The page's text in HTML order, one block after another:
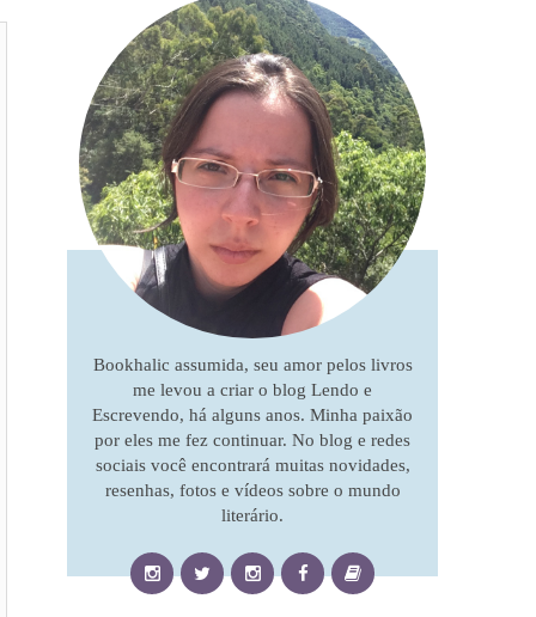
Bookhalic assumida, seu amor pelos livros
me levou a criar o blog Lendo e
Escrevendo, há alguns anos. Minha paixão
por eles me fez continuar. No blog e redes
sociais você encontrará muitas novidades,
resenhas, fotos e vídeos sobre o mundo
literário.